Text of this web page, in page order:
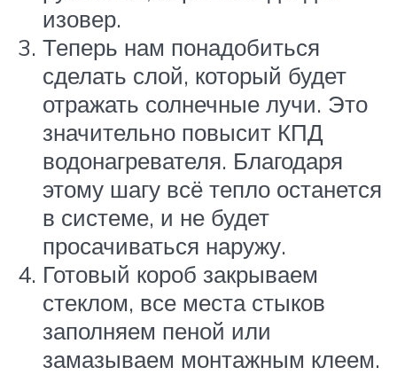
изовер.
Теперь нам понадобиться
сделать слой, который будет
отражать солнечные лучи. Это
значительно повысит КПД
водонагревателя. Благодаря
этому шагу всё тепло останется
в системе, и не будет
просачиваться наружу.
Готовый короб закрываем
стеклом, все места стыков
заполняем пеной или
замазываем монтажным клеем.